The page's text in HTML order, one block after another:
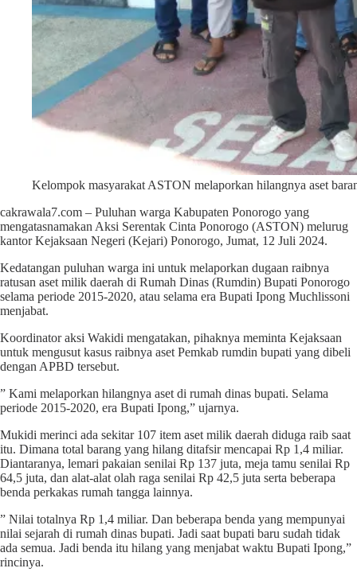
Kelompok masyarakat ASTON melaporkan hilangnya aset
cakrawala7.com – Puluhan warga Kabupaten Ponorogo yang
mengatasnamakan Aksi Serentak Cinta Ponorogo (ASTON) melurug
kantor Kejaksaan Negeri (Kejari) Ponorogo, Jumat, 12 Juli 2024.
Kedatangan puluhan warga ini untuk melaporkan dugaan raibnya
ratusan aset milik daerah di Rumah Dinas (Rumdin) Bupati Ponorogo
selama periode 2015-2020, atau selama era Bupati Ipong Muchlissoni
menjabat.
Koordinator aksi Wakidi mengatakan, pihaknya meminta Kejaksaan
untuk mengusut kasus raibnya aset Pemkab rumdin bupati yang dibeli
dengan APBD tersebut.
” Kami melaporkan hilangnya aset di rumah dinas bupati. Selama
periode 2015-2020, era Bupati Ipong,” ujarnya.
Mukidi merinci ada sekitar 107 item aset milik daerah diduga raib saat
itu. Dimana total barang yang hilang ditafsir mencapai Rp 1,4 miliar.
Diantaranya, lemari pakaian senilai Rp 137 juta, meja tamu senilai Rp
64,5 juta, dan alat-alat olah raga senilai Rp 42,5 juta serta beberapa
benda perkakas rumah tangga lainnya.
” Nilai totalnya Rp 1,4 miliar. Dan beberapa benda yang mempunyai
nilai sejarah di rumah dinas bupati. Jadi saat bupati baru sudah tidak
ada semua. Jadi benda itu hilang yang menjabat waktu Bupati Ipong,”
rincinya.